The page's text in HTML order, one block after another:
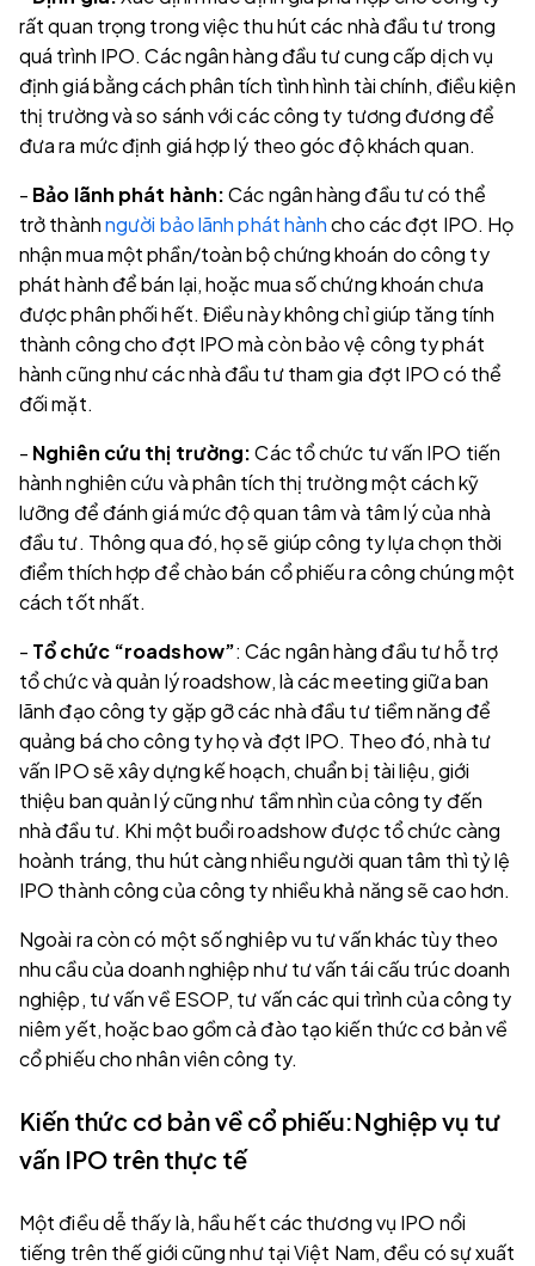
rất quan trọng trong việc thu hút các nhà đầu tư trong
quá trình IPO. Các ngân hàng đầu tư cung cấp dịch vụ
định giá bằng cách phân tích tình hình tài chính, điều kiện
thị trường và so sánh với các công ty tương đương để
đưa ra mức định giá hợp lý theo góc độ khách quan.
- Bảo lãnh phát hành:Các ngân hàng đầu tư có thể
trở thànhngười bảo lãnh phát hànhcho các đợt IPO. Họ
nhận mua một phần/toàn bộ chứng khoán do công ty
phát hành để bán lại, hoặc mua số chứng khoán chưa
được phân phối hết. Điều này không chỉ giúp tăng tính
thành công cho đợt IPO mà còn bảo vệ công ty phát
hành cũng như các nhà đầu tư tham gia đợt IPO có thể
đối mặt.
- Nghiên cứu thị trường:Các tổ chức tư vấn IPO tiến
hành nghiên cứu và phân tích thị trường một cách kỹ
lưỡng để đánh giá mức độ quan tâm và tâm lý của nhà
đầu tư. Thông qua đó, họ sẽ giúp công ty lựa chọn thời
điểm thích hợp để chào bán cổ phiếu ra công chúng một
cách tốt nhất.
- Tổ chức “roadshow”: Các ngân hàng đầu tư hỗ trợ
tổ chức và quản lý roadshow, là các meeting giữa ban
lãnh đạo công ty gặp gỡ các nhà đầu tư tiềm năng để
quảng bá cho công ty họ và đợt IPO. Theo đó, nhà tư
vấn IPO sẽ xây dựng kế hoạch, chuẩn bị tài liệu, giới
thiệu ban quản lý cũng như tầm nhìn của công ty đến
nhà đầu tư. Khi một buổi roadshow được tổ chức càng
hoành tráng, thu hút càng nhiều người quan tâm thì tỷ lệ
IPO thành công của công ty nhiều khả năng sẽ cao hơn.
Ngoài ra còn có một số nghiêp vu tư vấn khác tùy theo
nhu cầu của doanh nghiệp như tư vấn tái cấu trúc doanh
nghiệp, tư vấn về ESOP, tư vấn các qui trình của công ty
niêm yết, hoặc bao gồm cả đào tạo kiến thức cơ bản về
cổ phiếu cho nhân viên công ty.
Kiến thức cơ bản về cổ phiếu:Nghiệp vụ tư
vấn IPO trên thực tế
Một điều dễ thấy là, hầu hết các thương vụ IPO nổi
tiếng trên thế giới cũng như tại Việt Nam, đều có sự xuất